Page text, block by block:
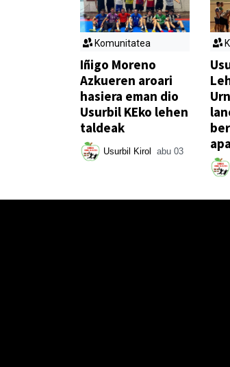
Komunitatea
Iñigo Moreno
Azkueren aroari
hasiera eman dio
Usurbil KEko lehen
taldeak
Usurbil Kirol abu 03